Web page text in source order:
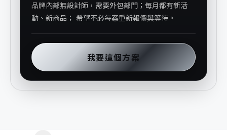
品牌內部無設計師，需要外包部門；每月都有新活
動、新商品； 希望不必每案重新報價與等待。
我要這個方案